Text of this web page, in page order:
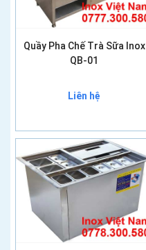
Quầy Pha Chế Trà Sữa Inox
QB-01
Liên hệ